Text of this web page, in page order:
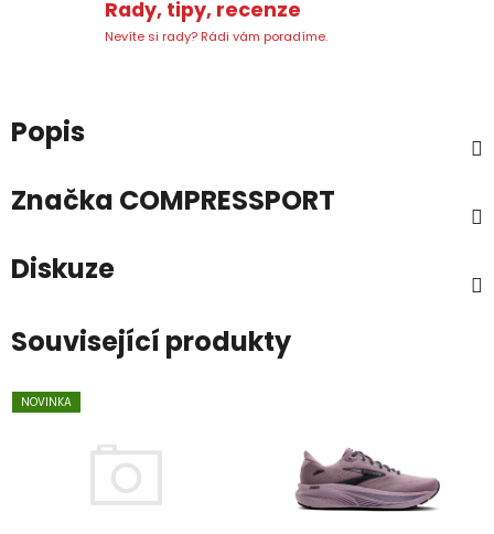
Rady, tipy, recenze
Nevíte si rady? Rádi vám poradíme.
Popis
Značka COMPRESSPORT
Diskuze
Související produkty
NOVINKA